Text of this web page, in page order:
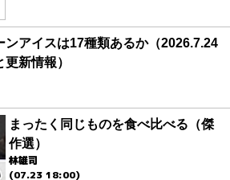
ンアイスは17種類あるか（2026.7.24
新情報）
まったく同じものを食べ比べる（傑
作選）
林雄司
(07.23 18:00)